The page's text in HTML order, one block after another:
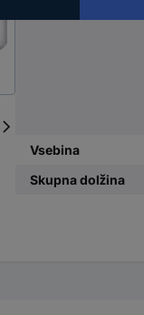
Vsebina
Skupna dolžina